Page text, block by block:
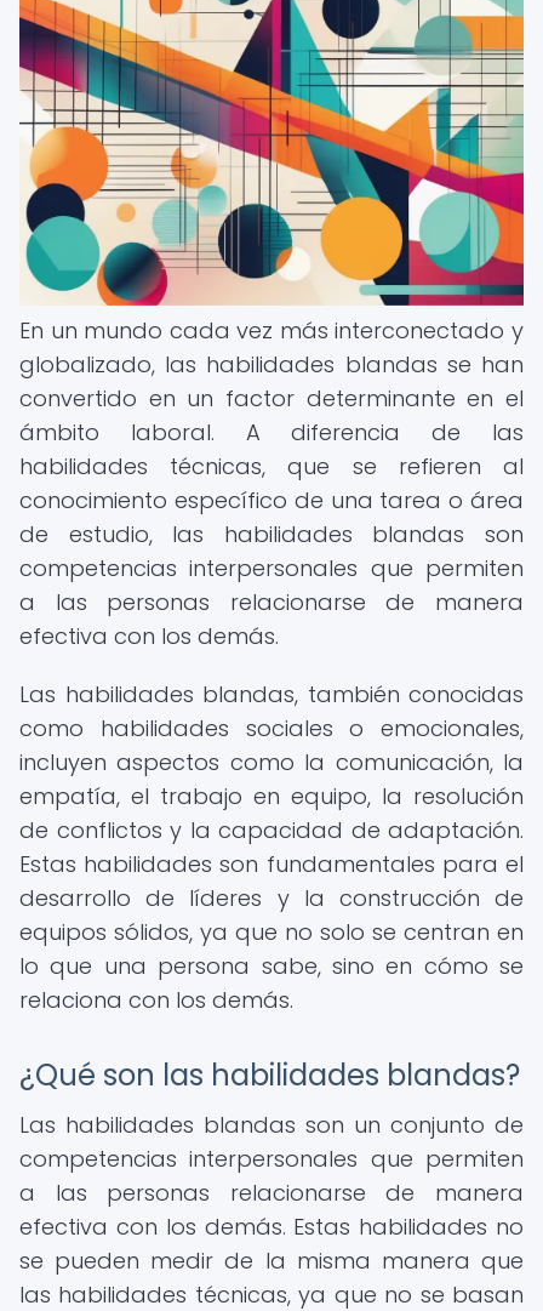
En un mundo cada vez más interconectado y
globalizado, las habilidades blandas se han
convertido en un factor determinante en el
ámbito laboral. A diferencia de las
habilidades técnicas, que se refieren al
conocimiento específico de una tarea o área
de estudio, las habilidades blandas son
competencias interpersonales que permiten
a las personas relacionarse de manera
efectiva con los demás.
Las habilidades blandas, también conocidas
como habilidades sociales o emocionales,
incluyen aspectos como la comunicación, la
empatía, el trabajo en equipo, la resolución
de conflictos y la capacidad de adaptación.
Estas habilidades son fundamentales para el
desarrollo de líderes y la construcción de
equipos sólidos, ya que no solo se centran en
lo que una persona sabe, sino en cómo se
relaciona con los demás.
¿Qué son las habilidades blandas?
Las habilidades blandas son un conjunto de
competencias interpersonales que permiten
a las personas relacionarse de manera
efectiva con los demás. Estas habilidades no
se pueden medir de la misma manera que
las habilidades técnicas, ya que no se basan